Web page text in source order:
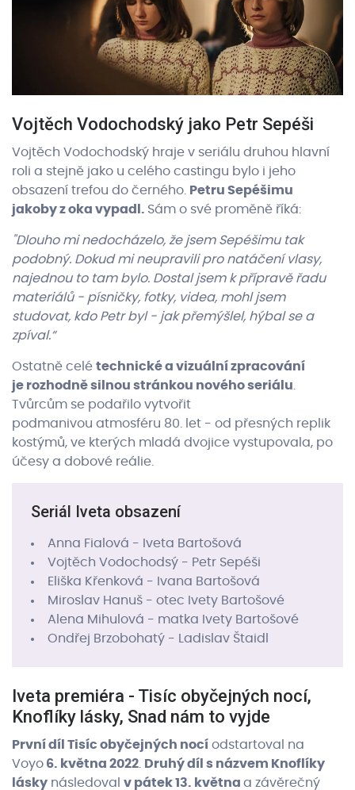
Vojtěch Vodochodský jako Petr Sepéši
Vojtěch Vodochodský hraje v seriálu druhou hlavní
roli a stejně jako u celého castingu bylo i jeho
obsazení trefou do černého.
Petru Sepéšimu
jakoby z oka vypadl. Sám o své proměně říká:
"Dlouho mi nedocházelo, že jsem Sepéšimu tak
podobný. Dokud mi neupravili pro natáčení vlasy,
najednou to tam bylo. Dostal jsem k přípravě řadu
materiálů - písničky, fotky, videa, mohl jsem
studovat, kdo Petr byl - jak přemýšlel, hýbal se a
zpíval.“
Ostatně celé technické a vizuální zpracování
je rozhodně silnou stránkou nového seriálu
Tvůrcům se podařilo vytvořit
podmanivou atmosféru 80. let - od přesných replik
kostýmů, ve kterých mladá dvojice vystupovala, po
účesy a dobové reálie.
Seriál Iveta obsazení
Anna Fialová - Iveta Bartošová
Vojtěch Vodochodsý - Petr Sepéši
Eliška Křenková - Ivana Bartošová
Miroslav Hanuš - otec Ivety Bartošové
Alena Mihulová - matka Ivety Bartošové
Ondřej Brzobohatý - Ladislav Štaidl
Iveta premiéra - Tisíc obyčejných nocí,
Knoflíky lásky, Snad nám to vyjde
První díl Tisíc obyčejných nocí odstartoval na
Voyo 6. května 2022
Druhý díl s názvem Knoflíky
lásky následoval v pátek 13. května a závěrečný